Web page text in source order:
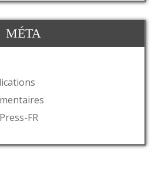
MÉTA
FR